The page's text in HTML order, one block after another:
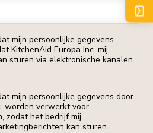
mijn persoonlijke gegevens
KitchenAid Europa Inc. mij
sturen via elektronische kanalen.
mijn persoonlijke gegevens door
worden verwerkt voor
zodat het bedrijf mij
kan sturen.